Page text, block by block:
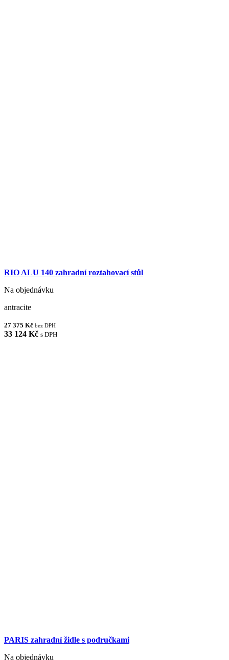
RIO ALU 140 zahradní roztahovací stůl
Na objednávku
antracite
27 375 Kč bez DPH
33 124 Kč s DPH
PARIS zahradní židle s područkami
Na objednávku